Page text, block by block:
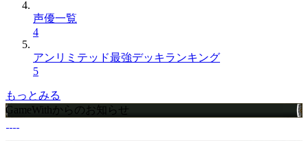
声優一覧
4
アンリミテッド最強デッキランキング
5
もっとみる
GameWithからのお知らせ